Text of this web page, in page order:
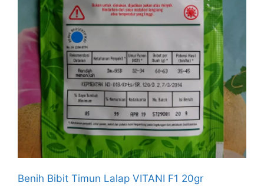
Benih Bibit Timun Lalap VITANI F1 20gr